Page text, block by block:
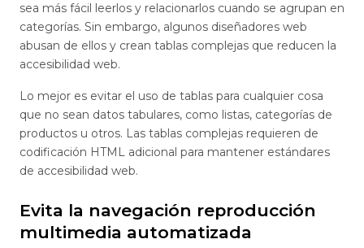
sea más fácil leerlos y relacionarlos cuando se agrupan en
categorías. Sin embargo, algunos diseñadores web
abusan de ellos y crean tablas complejas que reducen la
accesibilidad web.
Lo mejor es evitar el uso de tablas para cualquier cosa
que no sean datos tabulares, como listas, categorías de
productos u otros. Las tablas complejas requieren de
codificación HTML adicional para mantener estándares
de accesibilidad web.
Evita la navegación reproducción
multimedia automatizada